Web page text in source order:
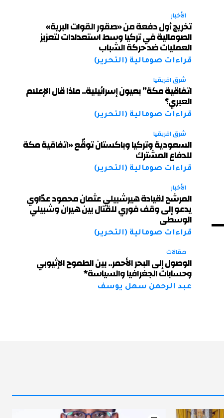
الأخبار
تخريج أول دفعة من «صقور القوات البرية»
الصومالية في تركيا وسط استعدادات لتعزيز
العمليات ضد حركة الشباب
قراءات صومالية (التحرير)
شرق افريقيا
اتفاقية مكة” بعيون إسرائيلية.. ماذا قال الإعلام
العبري؟
قراءات صومالية (التحرير)
شرق افريقيا
السعودية وتركيا وباكستان توقّع «اتفاقية مكة
للدفاع المشترك
قراءات صومالية (التحرير)
الأخبار
المرشح لقيادة هيرشبيلي عثمان محمود عدّاوي
يدعو إلى وقف فوري للقتال بين هيران وشبيلي
الوسطى
قراءات صومالية (التحرير)
مقالات
الوصول إلى البحر الأحمر.. بين الطموح الإثيوبي
وحسابات الجغرافيا والسياسة*
عبد الرحمن سهل يوسف